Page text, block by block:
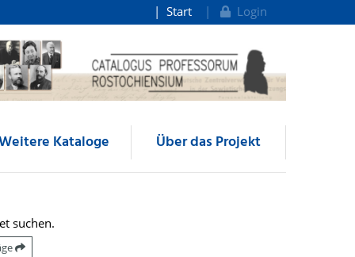
Start Login
Kataloge Über das Projekt
suchen.